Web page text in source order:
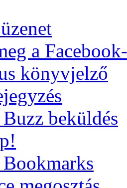
a
könyvjelző
beküldés